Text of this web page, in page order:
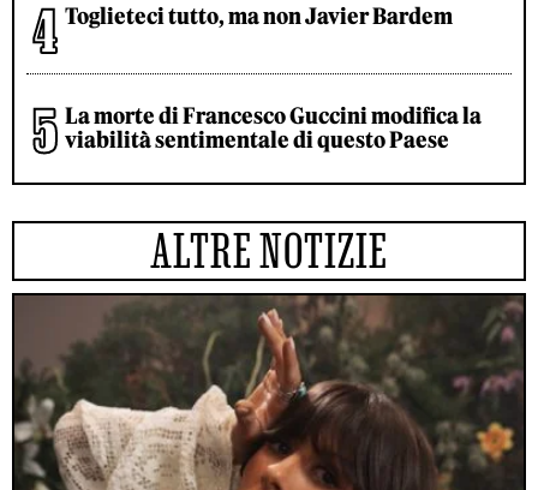
Toglieteci tutto, ma non Javier Bardem
La morte di Francesco Guccini modifica la
viabilità sentimentale di questo Paese
ALTRE NOTIZIE